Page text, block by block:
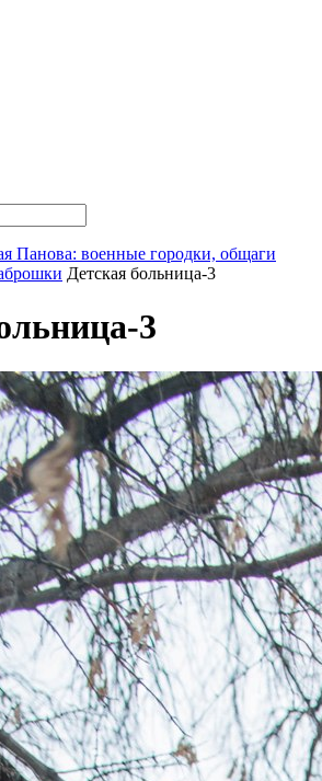
Панова: военные городки, общаги
Детская больница-3
3